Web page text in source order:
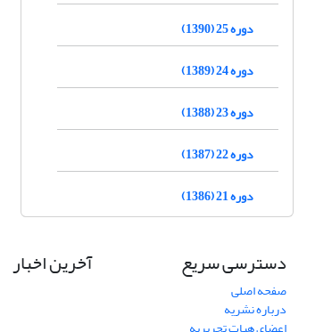
دوره 25 (1390)
دوره 24 (1389)
دوره 23 (1388)
دوره 22 (1387)
دوره 21 (1386)
دسترسی سریع
صفحه اصلی
درباره نشریه
آخرین اخبار